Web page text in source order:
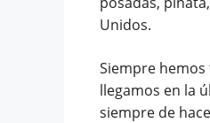
Unidos.
Siempre
llegamos en la
siempre de